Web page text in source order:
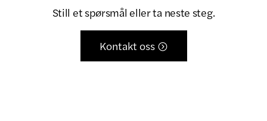
Still et spørsmål eller ta neste steg.
Kontakt oss 